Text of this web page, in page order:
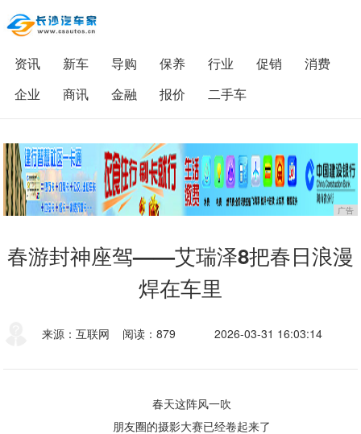
资讯 新车 导购 保养 行业 促销
消费
企业
商讯 金融 报价 二手车
广告
春游封神座驾——艾瑞泽8把春日浪漫
焊在车里
来源：互联网 阅读：879 2026-03-31 16:03:14
春天这阵风一吹
朋友圈的摄影大赛已经卷起来了